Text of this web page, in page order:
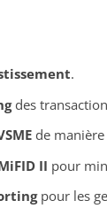
.
des
de manière
II pour
pour les